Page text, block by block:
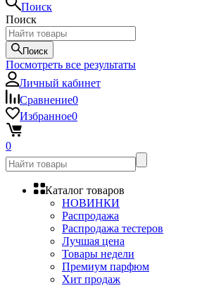
Поиск
Поиск
Поиск
Посмотреть все результаты
Личный кабинет
Сравнение0
Избранное0
0
Каталог товаров
НОВИНКИ
Распродажа
Распродажа тестеров
Лучшая цена
Товары недели
Премиум парфюм
Хит продаж